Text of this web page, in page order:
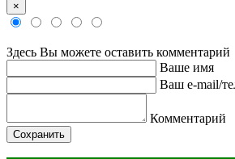
×
Здесь Вы можете оставить комментарий
Ваше имя
Ваш e-mail/
Комментарий
Сохранить